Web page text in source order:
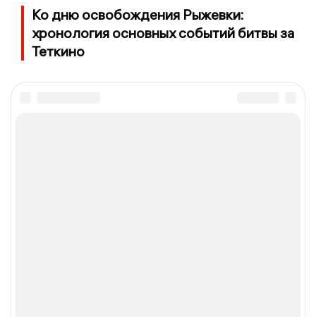
Ко дню освобождения Рыжевки:
хронология основных событий битвы за
Теткино